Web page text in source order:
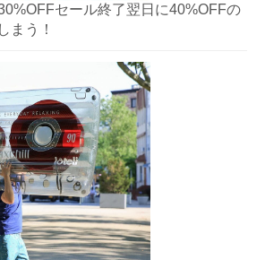
セール終了翌日に40%OFFの
まう！